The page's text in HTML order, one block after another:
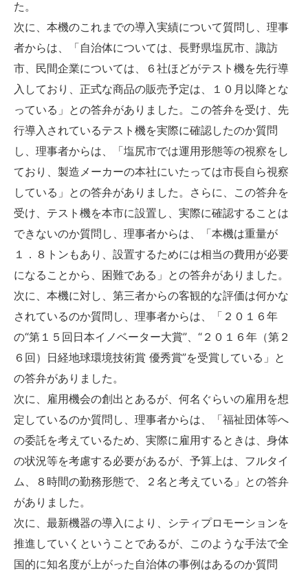
た。
次に、本機のこれまでの導入実績について質問し、理事
者からは、「自治体については、長野県塩尻市、諏訪
市、民間企業については、６社ほどがテスト機を先行導
入しており、正式な商品の販売予定は、１０月以降とな
っている」との答弁がありました。この答弁を受け、先
行導入されているテスト機を実際に確認したのか質問
し、理事者からは、「塩尻市では運用形態等の視察をし
ており、製造メーカーの本社にいたっては市長自ら視察
している」との答弁がありました。さらに、この答弁を
受け、テスト機を本市に設置し、実際に確認することは
できないのか質問し、理事者からは、「本機は重量が
１．８トンもあり、設置するためには相当の費用が必要
になることから、困難である」との答弁がありました。
次に、本機に対し、第三者からの客観的な評価は何かな
されているのか質問し、理事者からは、「２０１６年
の“第１５回日本イノベーター大賞”、“２０１６年（第２
６回）日経地球環境技術賞 優秀賞”を受賞している」と
の答弁がありました。
次に、雇用機会の創出とあるが、何名ぐらいの雇用を想
定しているのか質問し、理事者からは、「福祉団体等へ
の委託を考えているため、実際に雇用するときは、身体
の状況等を考慮する必要があるが、予算上は、フルタイ
ム、８時間の勤務形態で、２名と考えている」との答弁
がありました。
次に、最新機器の導入により、シティプロモーションを
推進していくということであるが、このような手法で全
国的に知名度が上がった自治体の事例はあるのか質問